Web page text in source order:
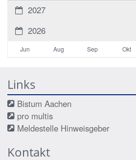
2027
2026
Jun Aug Sep Okt
Links
Bistum Aachen
pro multis
Meldestelle Hinweisgeber
Kontakt